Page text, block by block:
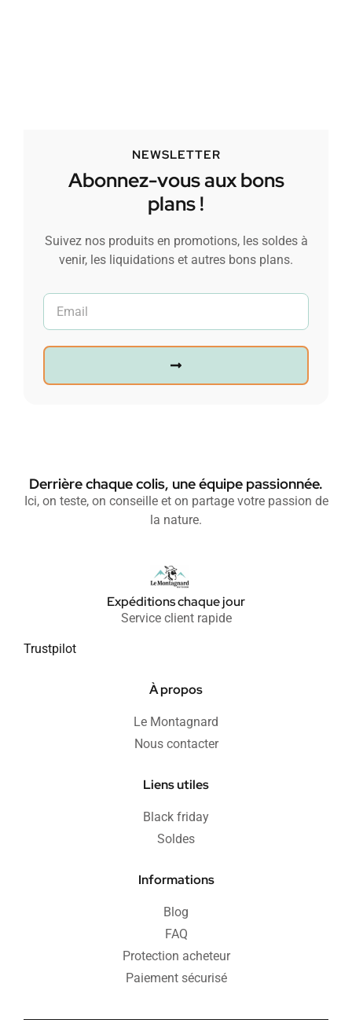
NEWSLETTER
Abonnez-vous aux bons
plans !
Suivez nos produits en promotions, les soldes à
venir, les liquidations et autres bons plans.
Derrière chaque colis, une équipe passionnée.
Ici, on teste, on conseille et on partage votre passion de
la nature.
Expéditions chaque jour
Service client rapide
Trustpilot
À propos
Le Montagnard
Nous contacter
Liens utiles
Black friday
Soldes
Informations
Blog
FAQ
Protection acheteur
Paiement sécurisé